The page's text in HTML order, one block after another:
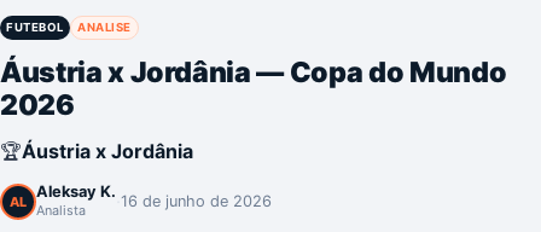
FUTEBOL ANALISE
Áustria x Jordânia — Copa do Mundo
2026
🏆Áustria x Jordânia
AL
Aleksay K.
Analista 16 de junho de 2026